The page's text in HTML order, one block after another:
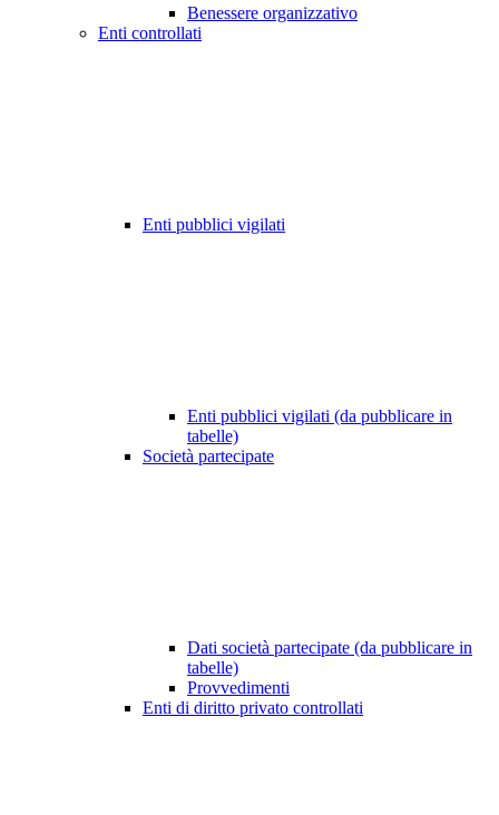
Benessere organizzativo
Enti controllati
Enti pubblici vigilati
Enti pubblici vigilati (da pubblicare in
tabelle)
Società partecipate
Dati società partecipate (da pubblicare in
tabelle)
Provvedimenti
Enti di diritto privato controllati